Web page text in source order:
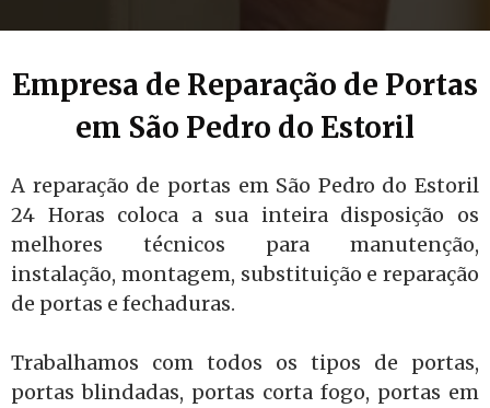
Empresa de Reparação de Portas
em São Pedro do Estoril
A reparação de portas em São Pedro do Estoril
24 Horas coloca a sua inteira disposição os
melhores técnicos para manutenção,
instalação, montagem, substituição e reparação
de portas e fechaduras.
Trabalhamos com todos os tipos de portas,
portas blindadas, portas corta fogo, portas em